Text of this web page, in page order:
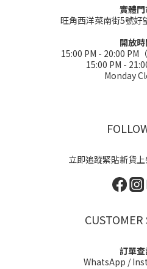
實體
旺角西洋菜南街5號好
開放時
15:00 PM - 20:00 PM
15:00 PM -
Monday
立即追蹤緊貼新貨上
CUSTOMER
訂單
WhatsApp /